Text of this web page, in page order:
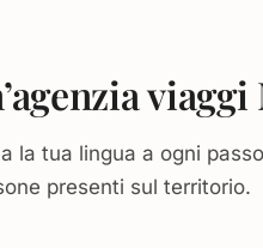
la tua lingua a ogni
presenti sul territorio.